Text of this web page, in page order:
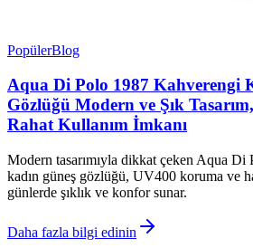
PopülerBlog
Aqua Di Polo 1987 Kahverengi
Gözlüğü Modern ve Şık
Rahat Kullanım İmkanı
Modern tasarımıyla dikkat çeken Aqua Di
kadın güneş gözlüğü, UV400 koruma ve
günlerde şıklık ve konfor sunar.
Daha fazla bilgi edinin